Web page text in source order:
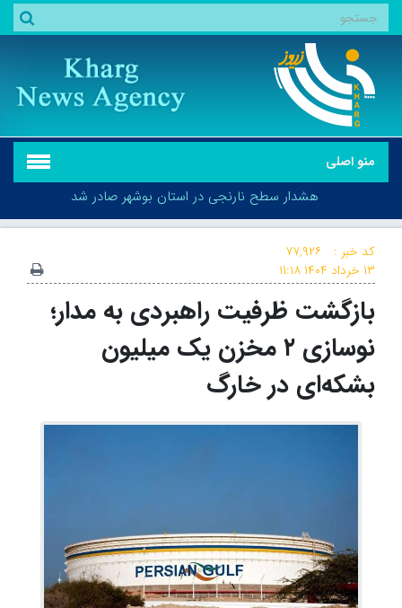
منو اصلی
هشدار سطح نارنجی در استان بوشهر صادر شد
هشدار سطح نارنجی در استان بوشهر صادر شد
کد خبر :
۷۷,۹۲۶
۱۳ خرداد ۱۴۰۴
۱۱:۱۸
بازگشت ظرفیت راهبردی به مدار؛
نوسازی ۲ مخزن یک‌ میلیون
بشکه‌ای در خارگ